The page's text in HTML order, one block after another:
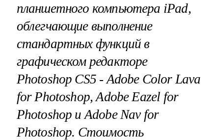
планшетного компьютера iPad,
облегчающие выполнение
стандартных функций в
графическом редакторе
Photoshop CS5 - Adobe Color Lava
for Photoshop,Adobe Eazel for
Photoshop и Adobe Nav for
Photoshop. Стоимость